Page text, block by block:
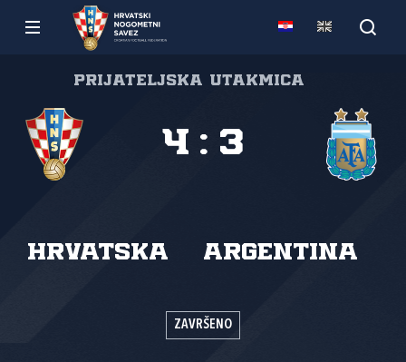
Prijateljska utakmica
Hrvatska Argentina
4 : 3
ZAVRŠENO